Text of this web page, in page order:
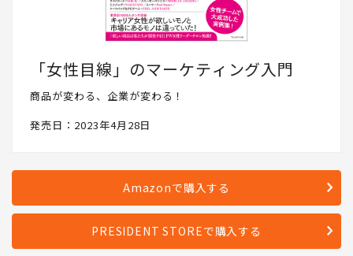
「女性目線」のマーケティング入門
商品が変わる、企業が変わる！
発売日：2023年4月28日
Amazonで購入する
PRESIDENT STOREで購入する